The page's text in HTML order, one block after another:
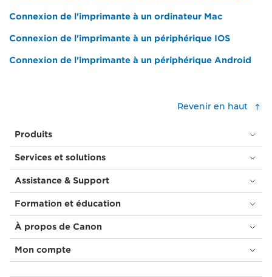
Connexion de l'imprimante à un ordinateur Mac
Connexion de l'imprimante à un périphérique IOS
Connexion de l'imprimante à un périphérique Android
Revenir en haut
Produits
Services et solutions
Assistance & Support
Formation et éducation
À propos de Canon
Mon compte